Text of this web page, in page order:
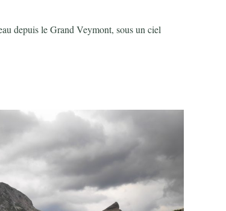
depuis le Grand Veymont, sous un ciel